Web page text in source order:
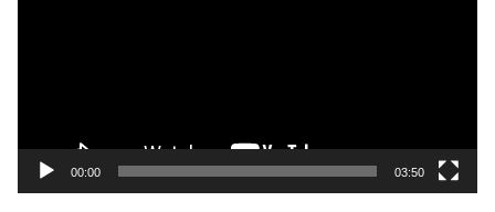
00:00 03:50